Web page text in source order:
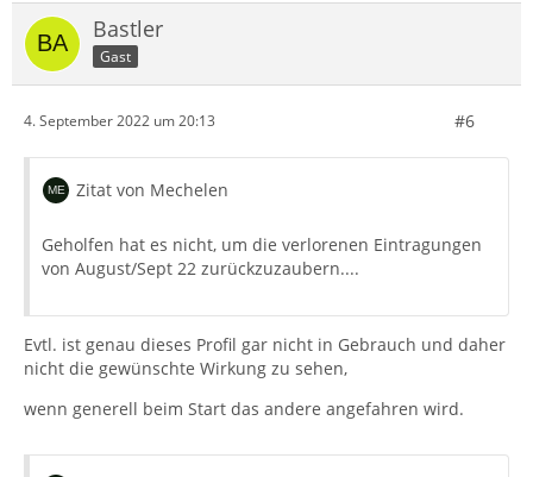
Bastler
Gast
4. September 2022 um 20:13 #6
Zitat von Mechelen
Geholfen hat es nicht, um die verlorenen Eintragungen
von August/Sept 22 zurückzuzaubern....
Evtl. ist genau dieses Profil gar nicht in Gebrauch und daher
nicht die gewünschte Wirkung zu sehen,
wenn generell beim Start das andere angefahren wird.